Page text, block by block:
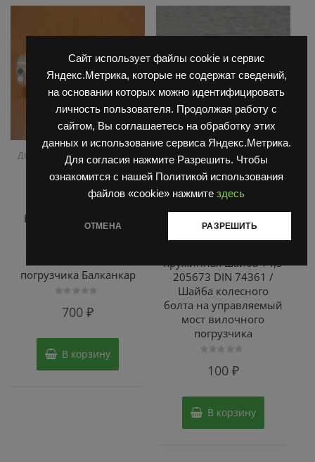
Сайт использует файлы cookie и сервис
Яндекс.Метрика, которые не содержат сведений,
на основании которых можно идентифицировать
личность пользователя. Продолжая работу с
сайтом, Вы соглашаетесь на обработку этих
данных и использование сервиса Яндекс.Метрика.
Для согласия нажмите Разрешить. Чтобы
ознакомится с нашей Политикой использования
файлов «cookie» нажмите здесь
ОТМЕНА РАЗРЕШИТЬ
Двигатель Д3900,Запчасти
Балканкар
2500/3900
Распылитель 3900
B2646565 6 416651 /
распылитель
погрузчика Балканкар
700₽
В корзину
Запчасти Балканкар,
Погрузчик ДВ 1661 , 1621
Погрузчик ДВ 1792, 1788,
1794, 1784, 1786,Погрузчик
ЕВ 687,Погрузчик ЕВ 735,
Управляемый мост ДВ 1792
пружинная шайба 14,5
205673 DIN 74361 /
Шайба колесного
болта на управляемый
мост вилочного
погрузчика
100 ₽
В корзину